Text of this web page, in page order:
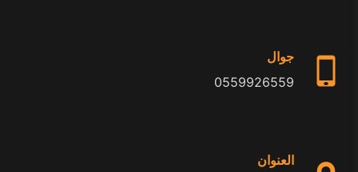
جوال
0559926559
العنوان